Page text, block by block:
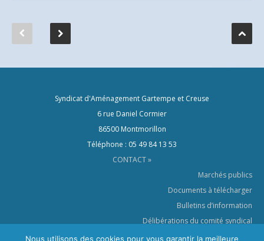
Syndicat d'Aménagement Gartempe et Creuse
6 rue Daniel Cormier
86500 Montmorillon
Téléphone : 05 49 84 13 53
CONTACT »
Marchés publics
Documents à télécharger
Bulletins d’information
Délibérations du comité syndical
Le SYAGC dans les médias
Nous utilisons des cookies pour vous garantir la meilleure